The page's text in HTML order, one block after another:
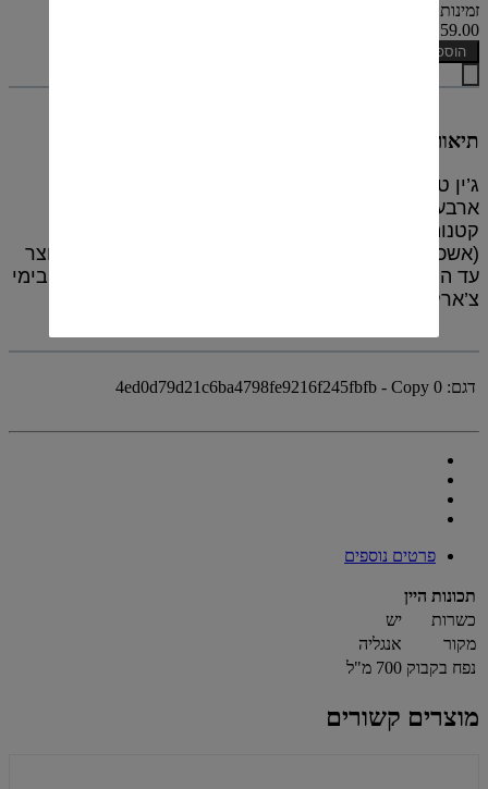
זמינות: קיים במלאי
₪159.00
הוספה לסל
תיאור
ארבע פעמים ובעל מרקם חלק במיוחד. מיוצר במנות
קטנות במיוחד ותוך שימוש בפירות הדר איכותיים
(אשכוליות, תפוזים וליים). ג‘ין טהור ויבש במיוחד המיוצר
עד היום באותם דודי זיקוק ישנים שחלקם תיפקדו עוד בימי
צ’ארלס טנקרי עצמו.
דגם: 4ed0d79d21c6ba4798fe9216f245fbfb - Copy 0
פרטים נוספים
תכונות היין
כשרות
יש
מקור
אנגליה
נפח בקבוק 700 מ"ל
מוצרים קשורים